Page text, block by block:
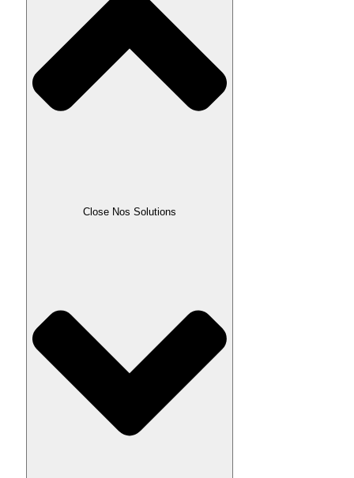
Close Nos Solutions